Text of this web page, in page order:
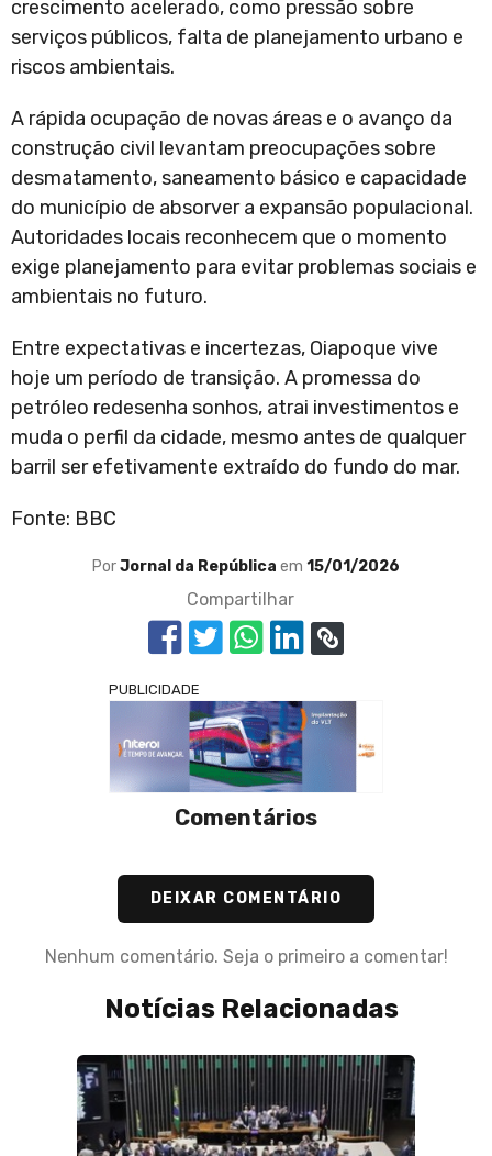
crescimento acelerado, como pressão sobre
serviços públicos, falta de planejamento urbano e
riscos ambientais.
A rápida ocupação de novas áreas e o avanço da
construção civil levantam preocupações sobre
desmatamento, saneamento básico e capacidade
do município de absorver a expansão populacional.
Autoridades locais reconhecem que o momento
exige planejamento para evitar problemas sociais e
ambientais no futuro.
Entre expectativas e incertezas, Oiapoque vive
hoje um período de transição. A promessa do
petróleo redesenha sonhos, atrai investimentos e
muda o perfil da cidade, mesmo antes de qualquer
barril ser efetivamente extraído do fundo do mar.
Fonte: BBC
PorJornal da República em 15/01/2026
Compartilhar
PUBLICIDADE
Comentários
DEIXAR COMENTÁRIO
Nenhum comentário. Seja o primeiro a comentar!
Notícias Relacionadas
14 de Setembro de 2021
CNI: confiança do empresário cai